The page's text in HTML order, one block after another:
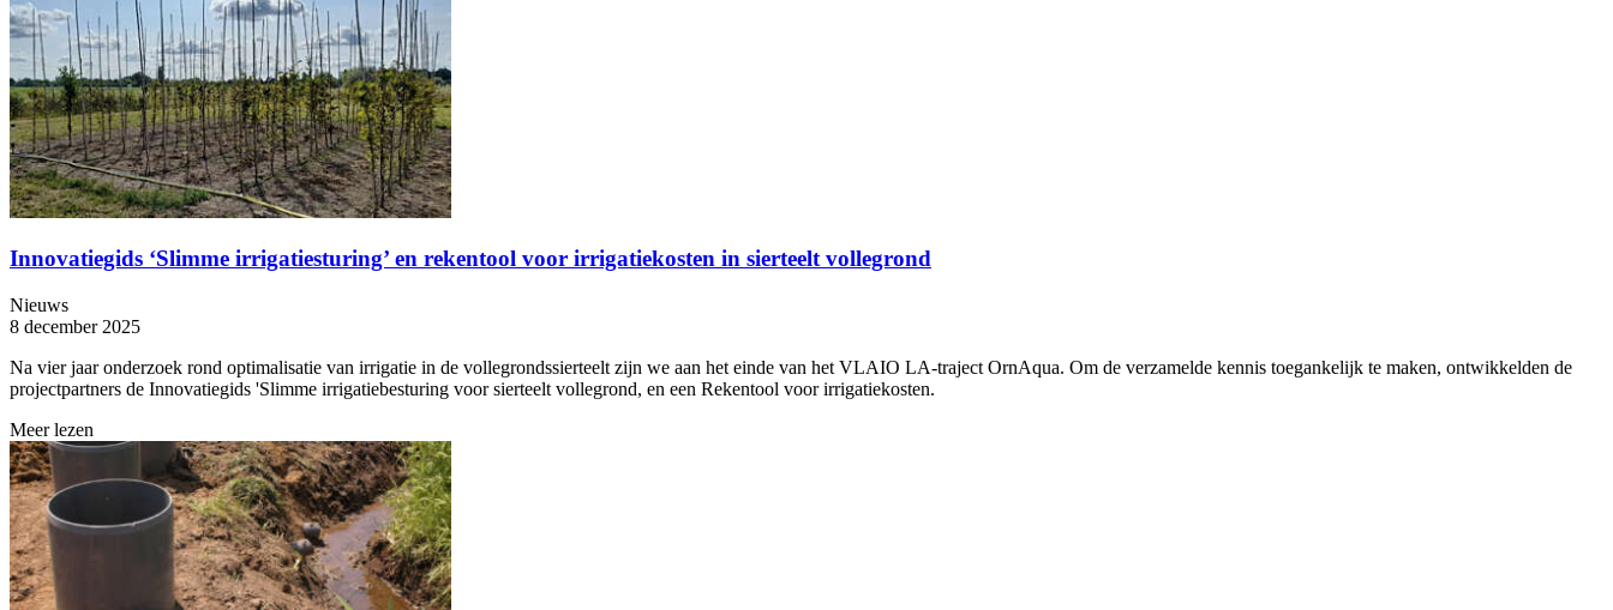
Innovatiegids ‘Slimme irrigatiesturing’ en rekentool voor irrigatiekosten in sierteelt vollegrond
Nieuws
8 december 2025
Na vier jaar onderzoek rond optimalisatie van irrigatie in de vollegrondssierteelt zijn we aan het einde van het VLAIO LA-traject OrnAqua. Om de verzamelde kennis toegankelijk te maken, ontwikkelden de
projectpartners de Innovatiegids 'Slimme irrigatiebesturing voor sierteelt vollegrond, en een Rekentool voor irrigatiekosten.
Meer lezen